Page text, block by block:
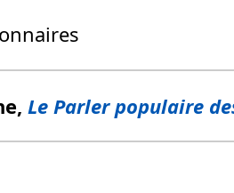
Le Parler populaire